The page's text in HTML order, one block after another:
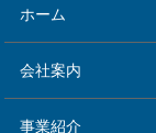
ホーム
会社案内
事業紹介